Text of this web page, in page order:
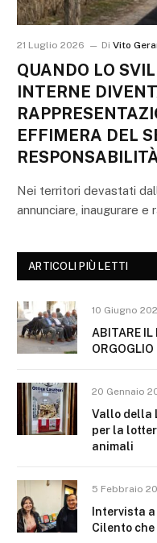
21 Luglio 2026 Di Vito
QUANDO LO
INTERNE
EFFIMERA DEL
Nei territori devastati
annunciare, inaugurare
ARTICOLI PIÙ LETTI
10 Giugno
ABITARE IL
ORGOGLIO
20 Gennaio
Vallo della
per la
animali
5 Febbraio
Intervista
Cilento